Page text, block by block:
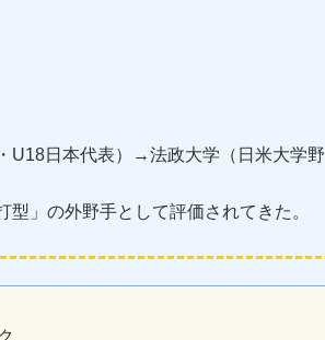
U18日本代表）→法政大学（日米大学野
」の外野手として評価されてきた。